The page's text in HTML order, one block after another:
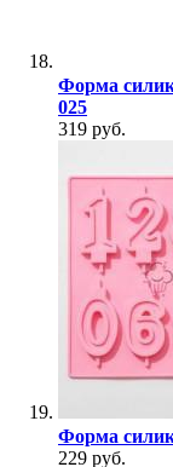
Форма
025
319 руб.
Форма
229 руб.